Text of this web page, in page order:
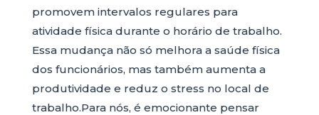
promovem intervalos regulares para
atividade física durante o horário de trabalho.
Essa mudança não só melhora a saúde física
dos funcionários, mas também aumenta a
produtividade e reduz o stress no local de
trabalho.Para nós, é emocionante pensar